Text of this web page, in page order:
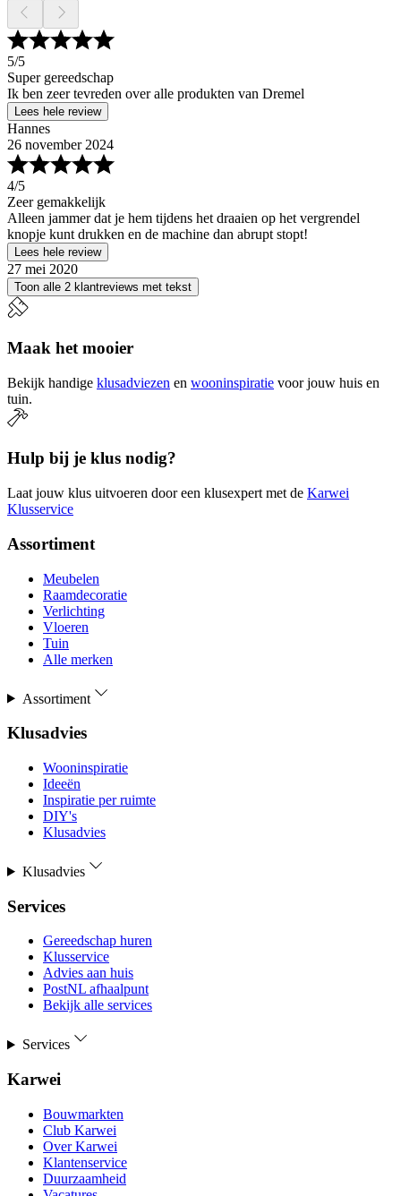
5/5
Super gereedschap
Ik ben zeer tevreden over alle produkten van Dremel
Lees hele review
Hannes
26 november 2024
4/5
Zeer gemakkelijk
Alleen jammer dat je hem tijdens het draaien op het vergrendel
knopje kunt drukken en de machine dan abrupt stopt!
Lees hele review
27 mei 2020
Toon alle 2 klantreviews met tekst
Maak het mooier
Bekijk handige klusadviezen en wooninspiratie voor jouw huis en
tuin.
Hulp bij je klus nodig?
Laat jouw klus uitvoeren door een klusexpert met de Karwei
Klusservice
Assortiment
Meubelen
Raamdecoratie
Verlichting
Vloeren
Tuin
Alle merken
Assortiment
Klusadvies
Wooninspiratie
Ideeën
Inspiratie per ruimte
DIY's
Klusadvies
Klusadvies
Services
Gereedschap huren
Klusservice
Advies aan huis
PostNL afhaalpunt
Bekijk alle services
Services
Karwei
Bouwmarkten
Club Karwei
Over Karwei
Klantenservice
Duurzaamheid